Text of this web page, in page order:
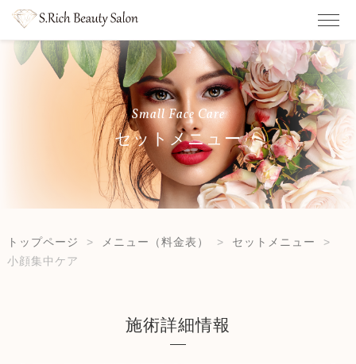
Small Face Care
セットメニュー
トップページ メニュー（料金表）
セットメニュー
小顔集中ケア
施術詳細情報